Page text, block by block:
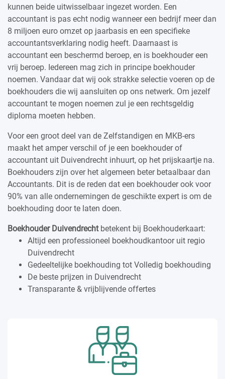
kunnen beide uitwisselbaar ingezet worden. Een
accountant is pas echt nodig wanneer een bedrijf meer dan
8 miljoen euro omzet op jaarbasis en een specifieke
accountantsverklaring nodig heeft. Daarnaast is
accountant een beschermd beroep, en is boekhouder een
vrij beroep. Iedereen mag zich in principe boekhouder
noemen. Vandaar dat wij ook strakke selectie voeren op de
boekhouders die wij aansluiten op ons netwerk. Om jezelf
accountant te mogen noemen zul je een rechtsgeldig
diploma moeten hebben.
Voor een groot deel van de Zelfstandigen en MKB-ers
maakt het amper verschil of je een boekhouder of
accountant uit Duivendrecht inhuurt, op het prijskaartje na.
Boekhouders zijn over het algemeen beter betaalbaar dan
Accountants. Dit is de reden dat een boekhouder ook voor
90% van alle ondernemingen de geschikte expert is om de
boekhouding door te laten doen.
Boekhouder Duivendrechtbetekent bij Boekhouderkaart:
Altijd een professioneel boekhoudkantoor uit regio
Duivendrecht
Gedeeltelijke boekhouding tot Volledig boekhouding
De beste prijzen in Duivendrecht
Transparante & vrijblijvende offertes